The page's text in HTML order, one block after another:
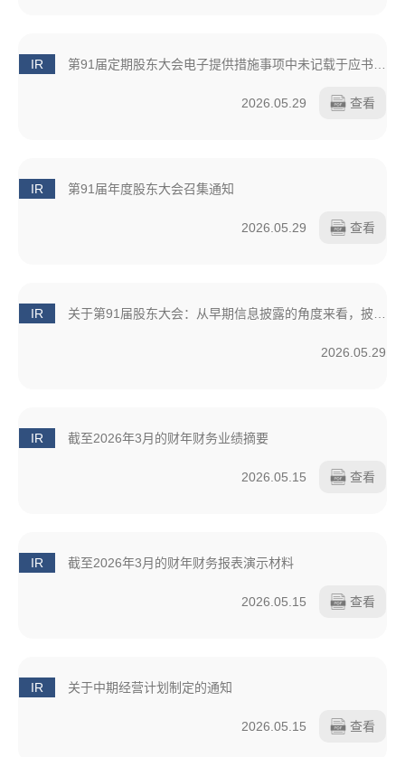
IR 第91届定期股东大会电子提供措施事项中未记载于应书面交付请求而交付的书面材料中的事项已公布
2026.05.29 查看
IR 第91届年度股东大会召集通知
2026.05.29 查看
IR 关于第91届股东大会：从早期信息披露的角度来看，披露是在召开通知发出前完成的。（预定发送日：2026年6月8日）
2026.05.29
IR 截至2026年3月的财年财务业绩摘要
2026.05.15 查看
IR 截至2026年3月的财年财务报表演示材料
2026.05.15 查看
IR 关于中期经营计划制定的通知
2026.05.15 查看